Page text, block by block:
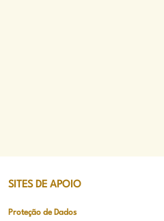
SITES DE APOIO
Proteção de Dados